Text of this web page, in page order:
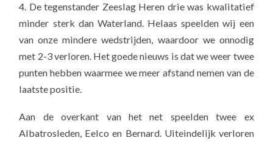
4. De tegenstander Zeeslag Heren drie was kwalitatief
minder sterk dan Waterland. Helaas speelden wij een
van onze mindere wedstrijden, waardoor we onnodig
met 2-3 verloren. Het goede nieuws is dat we weer twee
punten hebben waarmee we meer afstand nemen van de
laatste positie.
Aan de overkant van het net speelden twee ex
Albatrosleden, Eelco en Bernard. Uiteindelijk verloren